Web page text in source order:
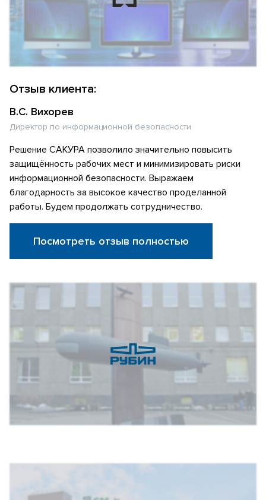
Отзыв клиента:
В.С. Вихорев
Директор по информационной безопасности
Решение САКУРА позволило значительно повысить
защищённость рабочих мест и минимизировать риски
информационной безопасности. Выражаем
благодарность за высокое качество проделанной
работы. Будем продолжать сотрудничество.
Посмотреть отзыв полностью